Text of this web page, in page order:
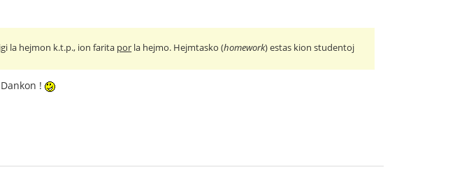
la hejmon k.t.p., ion farita por la hejmo. Hejmtasko (homework) estas kion studentoj
!